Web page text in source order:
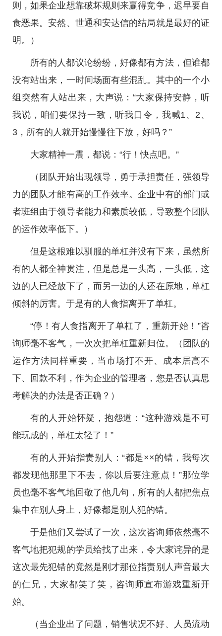
则，如果企业想靠破坏规则来赢得竞争，迟早要自
食恶果。安然、世通和安达信的结局就是最好的证
明。）
所有的人都议论纷纷，好像都有方法，但谁都
没有站出来，一时间场面有些混乱。其中的一个小
组突然有人站出来，大声说：“大家保持安静，听
我说，咱们要保持一致，听我口令，我喊1、2、
3，所有的人就开始慢慢往下放，好吗？”
大家精神一震，都说：“行！快点吧。”
（团队开始出现领导，勇于承担责任，强领导
力的团队才能有高的工作效率。企业中有的部门或
者班组由于领导者能力和素质较低，导致整个团队
的运作效率低下。）
但是这根难以驯服的单杠并没有下来，虽然所
有的人都全神贯注，但是总是一头高，一头低，这
边的人已经放下了，而另一边的人还在原地，单杠
倾斜的厉害。于是有的人食指离开了单杠。
“停！有人食指离开了单杠了，重新开始！”咨
询师毫不客气，一次次把单杠重新归位。（团队的
运作方法同样重要，当市场打不开、成本居高不
下、回款不利，作为企业的管理者，您是否认真思
考解决的办法是否正确？）
有的人开始怀疑，抱怨道：“这种游戏是不可
能玩成的，单杠太轻了！”
有的人开始指责别人：“都是××的错，我每次
都发现他那里下不去，你以后要注意点！”那位学
员也毫不客气地回敬了他几句，所有的人都把焦点
集中在别人身上，好像都是别人犯的错。
于是他们又尝试了一次，这次咨询师依然毫不
客气地把犯规的学员给找了出来，令大家诧异的是
这次最先犯错的竟然是刚才那位指责别人声音最大
的仁兄，大家都笑了笑，咨询师宣布游戏重新开
始。
（当企业出了问题，销售状况不好、人员流动